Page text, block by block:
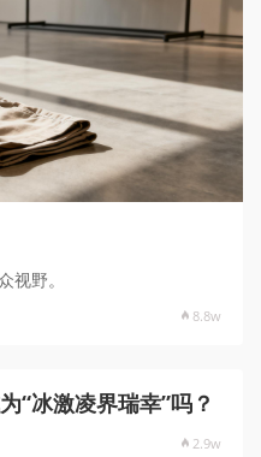
视野。
8.8w
“冰激凌界瑞幸”吗？
2.9w